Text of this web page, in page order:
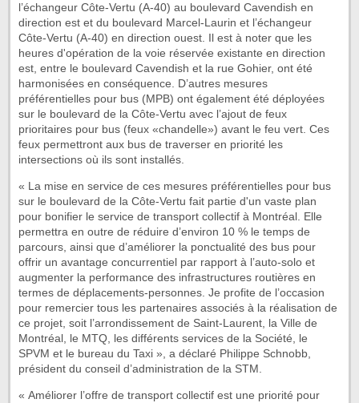
l’échangeur Côte-Vertu (A-40) au boulevard Cavendish en
direction est et du boulevard Marcel-Laurin et l’échangeur
Côte-Vertu (A-40) en direction ouest. Il est à noter que les
heures d'opération de la voie réservée existante en direction
est, entre le boulevard Cavendish et la rue Gohier, ont été
harmonisées en conséquence. D’autres mesures
préférentielles pour bus (MPB) ont également été déployées
sur le boulevard de la Côte-Vertu avec l’ajout de feux
prioritaires pour bus (feux «chandelle») avant le feu vert. Ces
feux permettront aux bus de traverser en priorité les
intersections où ils sont installés.
« La mise en service de ces mesures préférentielles pour bus
sur le boulevard de la Côte-Vertu fait partie d'un vaste plan
pour bonifier le service de transport collectif à Montréal. Elle
permettra en outre de réduire d’environ 10 % le temps de
parcours, ainsi que d’améliorer la ponctualité des bus pour
offrir un avantage concurrentiel par rapport à l’auto-solo et
augmenter la performance des infrastructures routières en
termes de déplacements-personnes. Je profite de l’occasion
pour remercier tous les partenaires associés à la réalisation de
ce projet, soit l’arrondissement de Saint-Laurent, la Ville de
Montréal, le MTQ, les différents services de la Société, le
SPVM et le bureau du Taxi », a déclaré Philippe Schnobb,
président du conseil d’administration de la STM.
« Améliorer l’offre de transport collectif est une priorité pour